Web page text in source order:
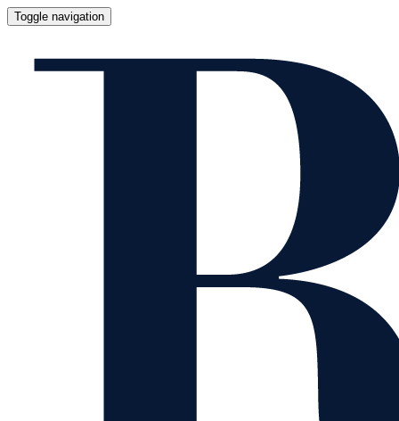
Toggle navigation